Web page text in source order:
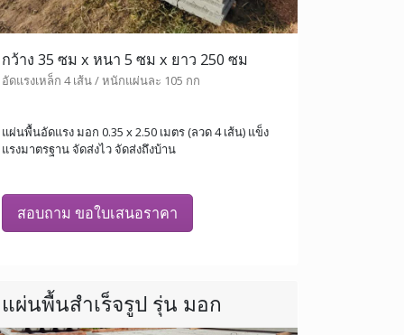
กว้าง 35 ซม x หนา 5 ซม x ยาว 250 ซม
อัดแรงเหล็ก 4 เส้น / หนักแผ่นละ 105 กก
แผ่นพื้นอัดแรง มอก 0.35 x 2.50 เมตร (ลวด 4 เส้น) แข็ง
แรงมาตรฐาน จัดส่งไว จัดส่งถึงบ้าน
สอบถาม ขอใบเสนอราคา
แผ่นพื้นสำเร็จรูป รุ่น มอก